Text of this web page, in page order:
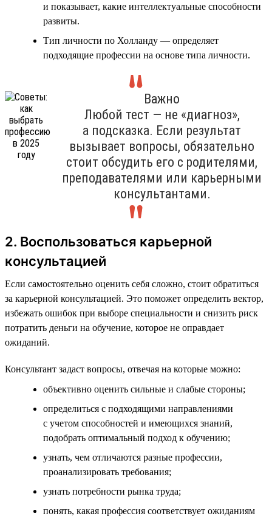
и показывает, какие интеллектуальные способности
развиты.
Тип личности по Холланду — определяет
подходящие профессии на основе типа личности.
Важно
Любой тест — не «диагноз»,
а подсказка. Если результат
вызывает вопросы, обязательно
стоит обсудить его с родителями,
преподавателями или карьерными
консультантами.
2. Воспользоваться карьерной
консультацией
Если самостоятельно оценить себя сложно, стоит обратиться
за карьерной консультацией. Это поможет определить вектор,
избежать ошибок при выборе специальности и снизить риск
потратить деньги на обучение, которое не оправдает
ожиданий.
Консультант задаст вопросы, отвечая на которые можно:
объективно оценить сильные и слабые стороны;
определиться с подходящими направлениями
с учетом способностей и имеющихся знаний,
подобрать оптимальный подход к обучению;
узнать, чем отличаются разные профессии,
проанализировать требования;
узнать потребности рынка труда;
понять, какая профессия соответствует ожиданиям